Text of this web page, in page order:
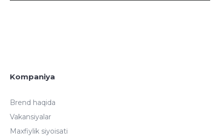
Kompaniya
Brend haqida
Vakansiyalar
Maxfiylik siyoisati